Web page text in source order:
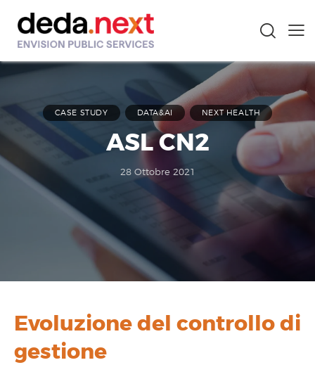
CASE STUDY DATA&AI NEXT HEALTH
ASL CN2
28 Ottobre 2021
Evoluzione del controllo di
gestione